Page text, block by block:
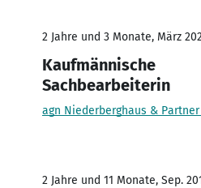
2 Jahre und 3 Monate, März
Kaufmännische
Sachbearbeiterin
agn Niederberghaus & Partner
2 Jahre und 11 Monate, Sep.